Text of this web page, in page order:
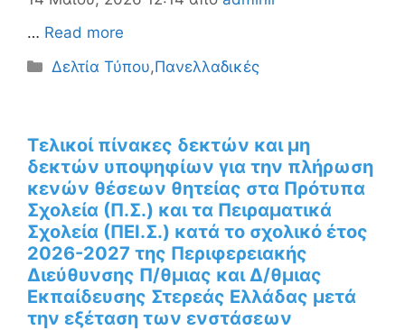
… Read more
Κατηγορίες
Δελτία Τύπου,Πανελλαδικές
Τελικοί πίνακες δεκτών και μη
δεκτών υποψηφίων για την πλήρωση
κενών θέσεων θητείας στα Πρότυπα
Σχολεία (Π.Σ.) και τα Πειραματικά
Σχολεία (ΠΕΙ.Σ.) κατά το σχολικό έτος
2026-2027 της Περιφερειακής
Διεύθυνσης Π/θμιας και Δ/θμιας
Εκπαίδευσης Στερεάς Ελλάδας μετά
την εξέταση των ενστάσεων